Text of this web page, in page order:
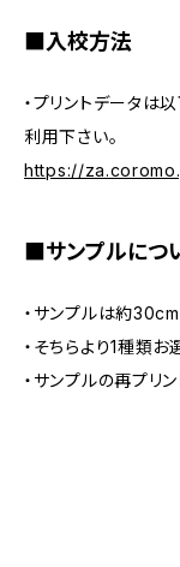
■入校方法
・プリントデータは
利用下さい。
https://
■サンプルにつ
・サンプルは約
・そちらより1種類お
・サンプルの再プリ